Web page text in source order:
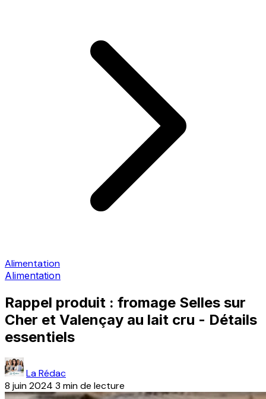
Alimentation
Alimentation
Rappel produit : fromage Selles sur
Cher et Valençay au lait cru - Détails
essentiels
La Rédac
8 juin 2024 3 min de lecture